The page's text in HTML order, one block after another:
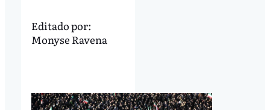
Editado por:
Monyse Ravena